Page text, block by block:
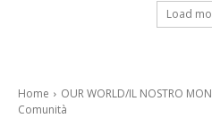
Load